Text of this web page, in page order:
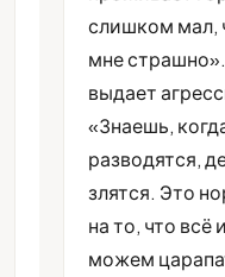
слишком мал,
мне
выдает
«Знаешь,
разводятся,
злятся. Это
на то, что
можем